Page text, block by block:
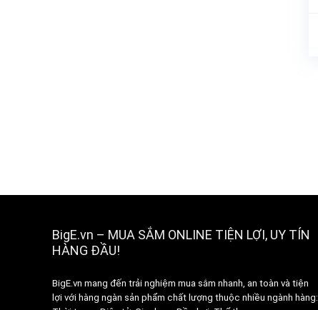
BigE.vn – MUA SẮM ONLINE TIỆN LỢI, UY TÍN
HÀNG ĐẦU!
BigE.vn mang đến trải nghiệm mua sắm nhanh, an toàn và tiện
lợi với hàng ngàn sản phẩm chất lượng thuộc nhiều ngành hàng: